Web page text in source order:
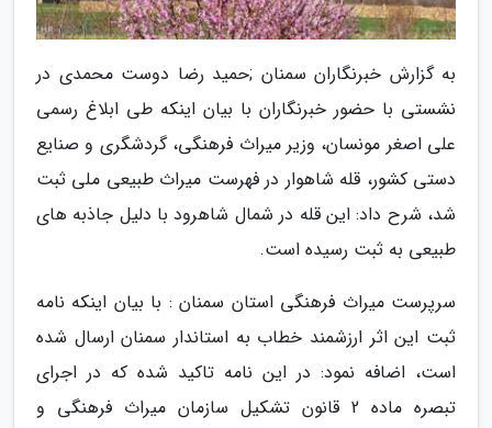
به گزارش خبرنگاران سمنان ;حمید رضا دوست محمدی در
نشستی با حضور خبرنگاران با بیان اینکه طی ابلاغ رسمی
علی اصغر مونسان، وزیر میراث فرهنگی، گردشگری و صنایع
دستی کشور، قله شاهوار در فهرست میراث طبیعی ملی ثبت
شد، شرح داد: این قله در شمال شاهرود با دلیل جاذبه های
طبیعی به ثبت رسیده است.
سرپرست میراث فرهنگی استان سمنان : با بیان اینکه نامه
ثبت این اثر ارزشمند خطاب به استاندار سمنان ارسال شده
است، اضافه نمود: در این نامه تاکید شده که در اجرای
تبصره ماده 2 قانون تشکیل سازمان میراث فرهنگی و